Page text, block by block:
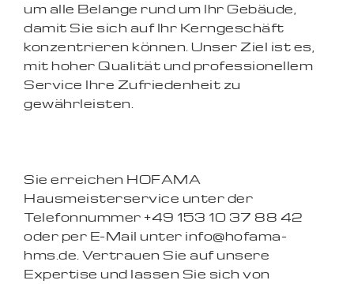
um alle Belange rund um Ihr Gebäude,
damit Sie sich auf Ihr Kerngeschäft
konzentrieren können. Unser Ziel ist es,
mit hoher Qualität und professionellem
Service Ihre Zufriedenheit zu
gewährleisten.
Sie erreichen HOFAMA
Hausmeisterservice unter der
Telefonnummer +49 153 10 37 88 42
oder per E-Mail unter info@hofama-
hms.de. Vertrauen Sie auf unsere
Expertise und lassen Sie sich von